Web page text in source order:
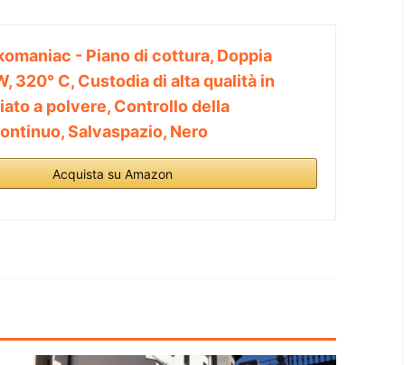
- Piano di cottura, Doppia
320° C, Custodia di alta qualità in
a polvere, Controllo della
Salvaspazio, Nero
Acquista su Amazon